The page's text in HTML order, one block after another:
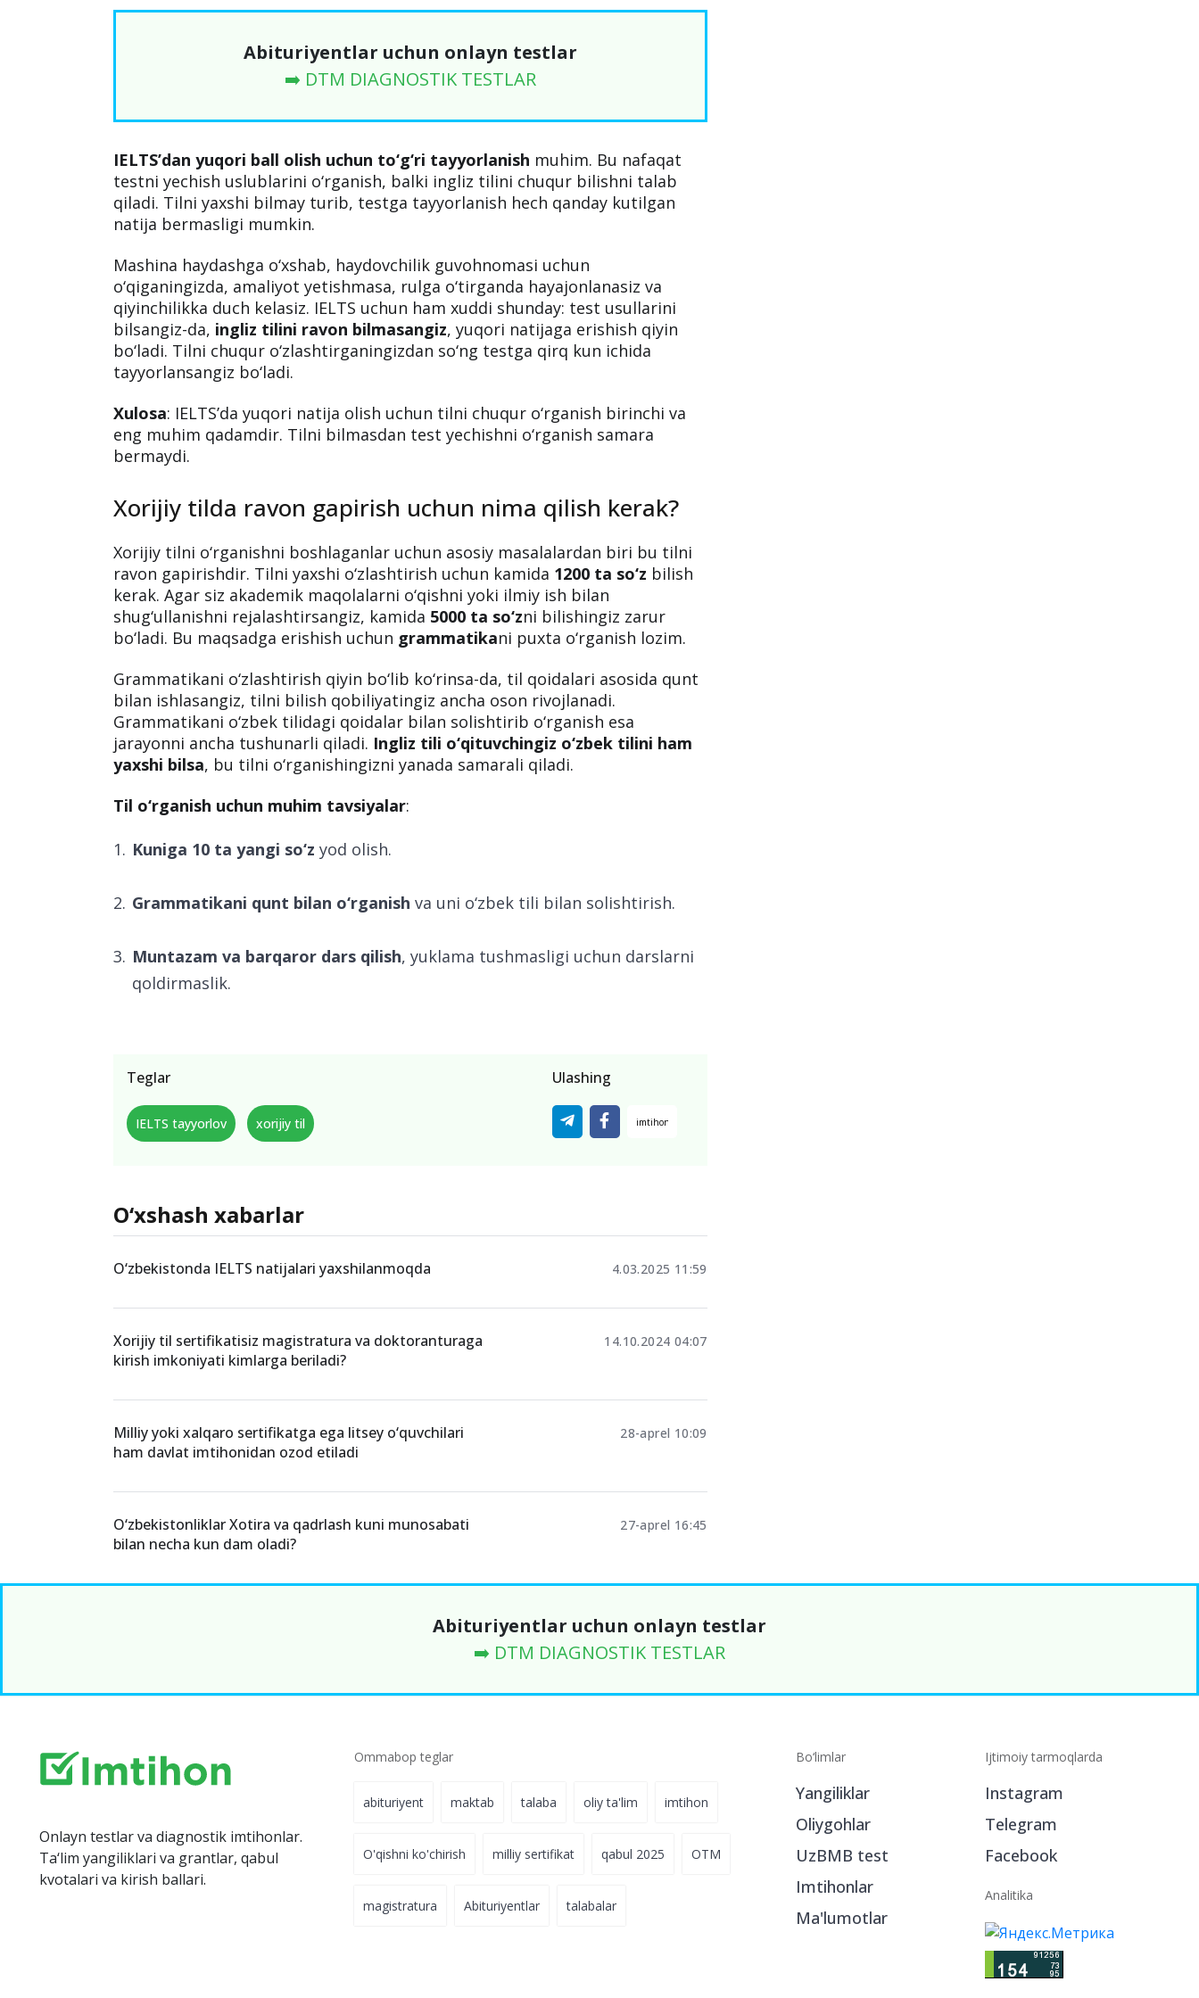
Abituriyentlar uchun onlayn testlar
➡️ DTM DIAGNOSTIK TESTLAR
IELTS’dan yuqori ball olish uchun to‘g‘ri tayyorlanish muhim. Bu nafaqat
testni yechish uslublarini o‘rganish, balki ingliz tilini chuqur bilishni talab
qiladi. Tilni yaxshi bilmay turib, testga tayyorlanish hech qanday kutilgan
natija bermasligi mumkin.
Mashina haydashga o‘xshab, haydovchilik guvohnomasi uchun
o‘qiganingizda, amaliyot yetishmasa, rulga o‘tirganda hayajonlanasiz va
qiyinchilikka duch kelasiz. IELTS uchun ham xuddi shunday: test usullarini
bilsangiz-da, ingliz tilini ravon bilmasangiz, yuqori natijaga erishish qiyin
bo‘ladi. Tilni chuqur o‘zlashtirganingizdan so‘ng testga qirq kun ichida
tayyorlansangiz bo‘ladi.
Xulosa: IELTS’da yuqori natija olish uchun tilni chuqur o‘rganish birinchi va
eng muhim qadamdir. Tilni bilmasdan test yechishni o‘rganish samara
bermaydi.
Xorijiy tilda ravon gapirish uchun nima qilish kerak?
Xorijiy tilni o‘rganishni boshlaganlar uchun asosiy masalalardan biri bu tilni
ravon gapirishdir. Tilni yaxshi o‘zlashtirish uchun kamida 1200 ta so‘z bilish
kerak. Agar siz akademik maqolalarni o‘qishni yoki ilmiy ish bilan
shug‘ullanishni rejalashtirsangiz, kamida 5000 ta so‘zni bilishingiz zarur
bo‘ladi. Bu maqsadga erishish uchun grammatikani puxta o‘rganish lozim.
Grammatikani o‘zlashtirish qiyin bo‘lib ko‘rinsa-da, til qoidalari asosida qunt
bilan ishlasangiz, tilni bilish qobiliyatingiz ancha oson rivojlanadi.
Grammatikani o‘zbek tilidagi qoidalar bilan solishtirib o‘rganish esa
jarayonni ancha tushunarli qiladi. Ingliz tili o‘qituvchingiz o‘zbek tilini ham
yaxshi bilsa, bu tilni o‘rganishingizni yanada samarali qiladi.
Til o‘rganish uchun muhim tavsiyalar:
Kuniga 10 ta yangi so‘z yod olish.
Grammatikani qunt bilan o‘rganish va uni o‘zbek tili bilan solishtirish.
Muntazam va barqaror dars qilish, yuklama tushmasligi uchun darslarni
qoldirmaslik.
Teglar
IELTS tayyorlov xorijiy til
Ulashing
O‘xshash xabarlar
O‘zbekistonda IELTS natijalari yaxshilanmoqda 4.03.2025 11:59
Xorijiy til sertifikatisiz magistratura va doktoranturaga
kirish imkoniyati kimlarga beriladi?
14.10.2024 04:07
Milliy yoki xalqaro sertifikatga ega litsey o‘quvchilari
ham davlat imtihonidan ozod etiladi
28-aprel 10:09
O‘zbekistonliklar Xotira va qadrlash kuni munosabati
bilan necha kun dam oladi?
27-aprel 16:45
Abituriyentlar uchun onlayn testlar
➡️ DTM DIAGNOSTIK TESTLAR
Onlayn testlar va diagnostik imtihonlar.
Ta‘lim yangiliklari va grantlar, qabul
kvotalari va kirish ballari.
Ommabop teglar
abituriyent maktab talaba oliy ta'lim imtihon
O'qishni ko'chirish milliy sertifikat qabul 2025 OTM
magistratura Abituriyentlar talabalar
Bo‘limlar
Yangiliklar
Oliygohlar
UzBMB test
Imtihonlar
Ma'lumotlar
Ijtimoiy tarmoqlarda
Instagram
Telegram
Facebook
Analitika